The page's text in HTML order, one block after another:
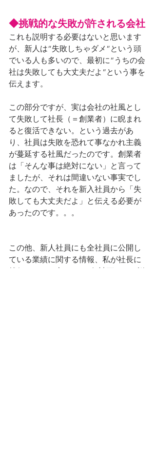
◆挑戦的な失敗が許される会社
これも説明する必要はないと思います
が、新人は”失敗しちゃダメ”という頭
でいる人も多いので、最初に”うちの会
社は失敗しても大丈夫だよ”という事を
伝えます。
この部分ですが、実は会社の社風とし
て失敗して社長（＝創業者）に睨まれ
ると復活できない。という過去があ
り、社員は失敗を恐れて事なかれ主義
が蔓延する社風だったのです。創業者
は「そんな事は絶対にない」と言って
ましたが、それは間違いない事実でし
た。なので、それを新入社員から「失
敗しても大丈夫だよ」と伝える必要が
あったのです。。。
この他、新人社員にも全社員に公開し
ている業績に関する情報、私が社長に
就任してから立てた5か年計画などを説